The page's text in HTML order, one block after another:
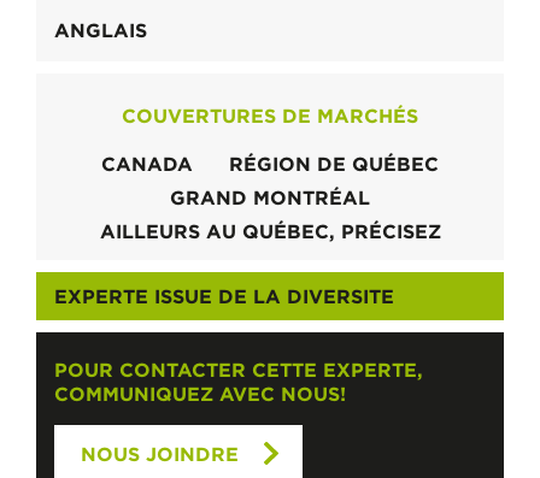
ANGLAIS
COUVERTURES DE MARCHÉS
CANADA
RÉGION DE QUÉBEC
GRAND MONTRÉAL
AILLEURS AU QUÉBEC, PRÉCISEZ
EXPERTE ISSUE DE LA DIVERSITE
POUR CONTACTER CETTE EXPERTE,
COMMUNIQUEZ AVEC NOUS!
NOUS JOINDRE